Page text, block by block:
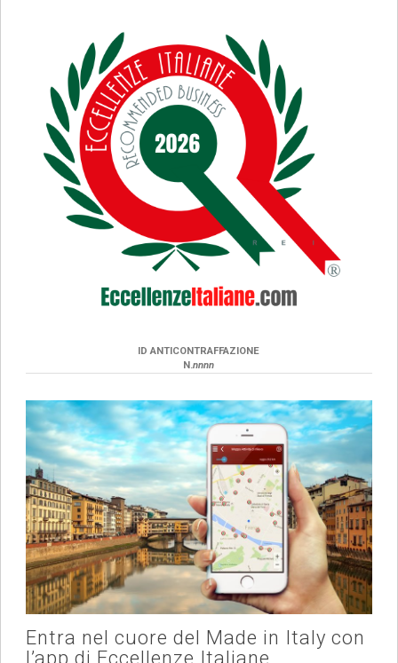
ID ANTICONTRAFFAZIONE
N.nnnn
Entra nel cuore del Made in Italy con
l’app di Eccellenze Italiane